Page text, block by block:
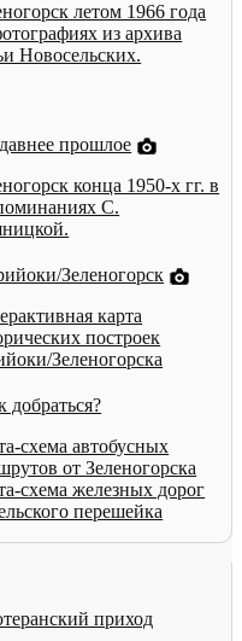
летом 1966 года
из архива
Новосельских.
прошлое
конца 1950-х гг. в
С.
Зеленогорск
карта
построек
Зеленогорска
добраться?
схема автобусных
от Зеленогорска
схема железных дорог
перешейка
приход